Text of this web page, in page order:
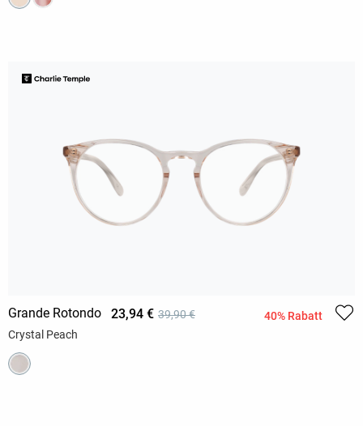
Grande Rotondo 23,94 € 39,90 €
40% Rabatt
Crystal Peach